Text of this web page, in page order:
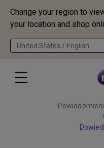
Change your region to
your location and shop
United States / English